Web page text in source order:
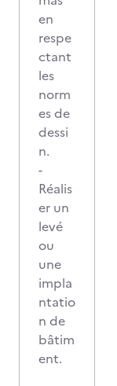
en
respe
ctant
les
norm
es de
dessi
n.
-
Réalis
er un
levé
ou
une
impla
ntatio
n de
bâtim
ent.